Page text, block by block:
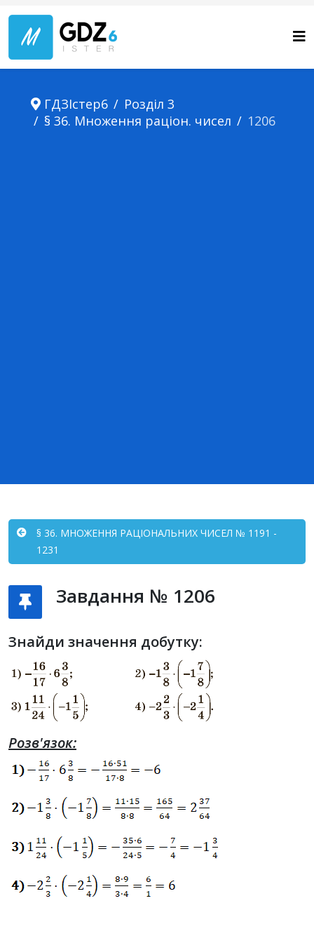
ГДЗІстер6
Розділ 3
§ 36. Множення раціон. чисел
1206
§ 36. МНОЖЕННЯ РАЦІОНАЛЬНИХ ЧИСЕЛ № 1191 -
1231
Завдання № 1206
Знайди значення добутку:
Розв'язок: